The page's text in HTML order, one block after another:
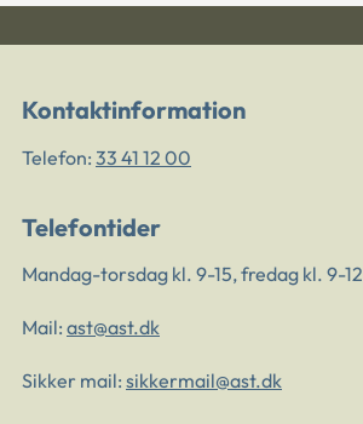
Kontaktinformation
Telefon: 33 41 12 00
Telefontider
Mandag-torsdag kl. 9-15, fredag kl. 9-12
Mail: ast@ast.dk
Sikker mail: sikkermail@ast.dk